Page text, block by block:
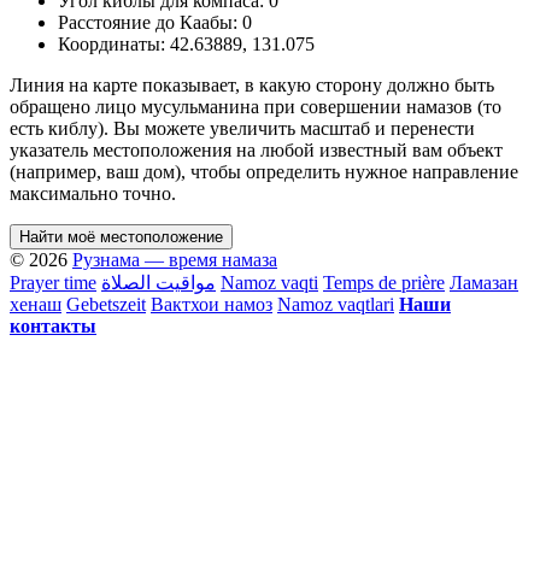
Расстояние до Каабы: 0
Координаты: 42.63889, 131.075
Линия на карте показывает, в какую сторону должно быть
обращено лицо мусульманина при совершении намазов (то
есть киблу). Вы можете увеличить масштаб и перенести
указатель местоположения на любой известный вам объект
(например, ваш дом), чтобы определить нужное направление
максимально точно.
Найти моё местоположение
© 2026 Рузнама — время намаза
Prayer time مواقيت الصلاة Namoz vaqti Temps de prière Ламазан
хенаш Gebetszeit Вактхои намоз Namoz vaqtlari Наши
контакты